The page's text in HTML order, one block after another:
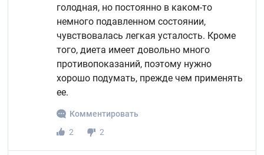
голодная, но постоянно в каком-то
немного подавленном состоянии,
чувствовалась легкая усталость. Кроме
того, диета имеет довольно много
противопоказаний, поэтому нужно
хорошо подумать, прежде чем применять
ее.
Комментировать
2
2